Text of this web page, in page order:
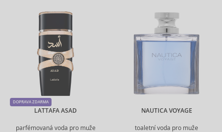
LATTAFA ASAD
parfémovaná voda pro muže
DOPRAVA ZDARMA
NAUTICA VOYAGE
toaletní voda pro muže